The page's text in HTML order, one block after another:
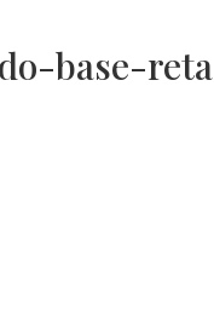
base-reta